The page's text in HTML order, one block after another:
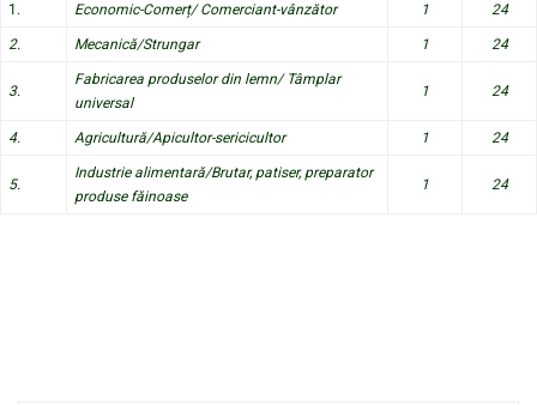
1. Economic-Comerț/ Comerciant-vânzător 1 24
2. Mecanică/Strungar 1 24
3.
Fabricarea produselor din lemn/ Tâmplar
universal
1 24
4. Agricultură/Apicultor-sericicultor 1 24
5.
Industrie alimentară/Brutar, patiser, preparator
produse făinoase
1 24